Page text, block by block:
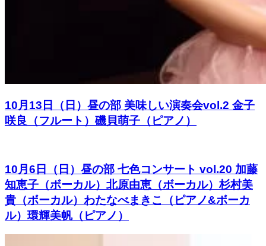
10月13日（日）昼の部 美味しい演奏会vol.2 金子
咲良（フルート）磯貝萌子（ピアノ）
10月6日（日）昼の部 七色コンサート vol.20 加藤
知恵子（ボーカル）北原由恵（ボーカル）杉村美
貴（ボーカル）わたなべまきこ（ピアノ&ボーカ
ル）環輝美帆（ピアノ）